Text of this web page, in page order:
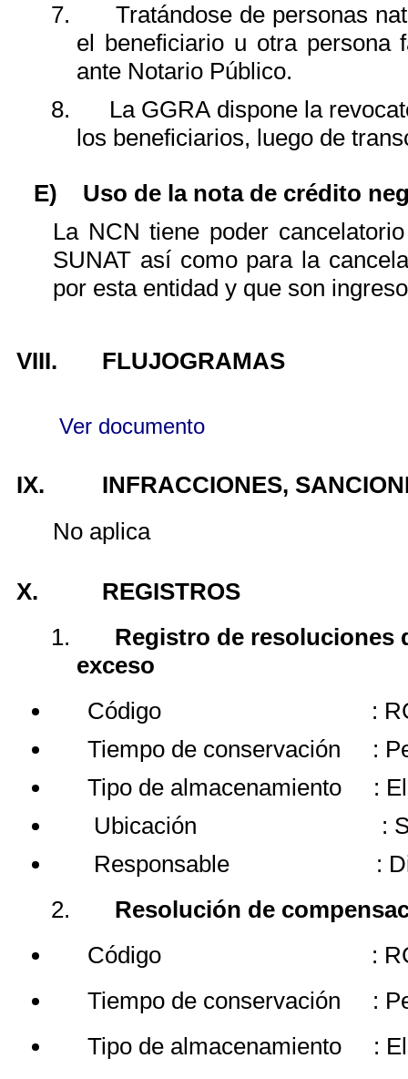
7.
Tratándose de personas
el beneficiario u otra persona
ante Notario Público.
8.
La GGRA dispone la
los beneficiarios, luego de
E)
Uso de la nota de crédito
La NCN tiene poder
SUNAT así como para la
por esta entidad y que son
VIII. FLUJOGRAMAS
Ver documento
IX.
INFRACCIONES,
No aplica
X.
REGISTROS
1.
Registro de resoluciones
exceso
Código
:
Tiempo de conservación
:
Tipo de almacenamiento
:
Ubicación
:
Responsable
:
2.
Resolución de
Código
:
Tiempo de conservación
:
Tipo de almacenamiento
: